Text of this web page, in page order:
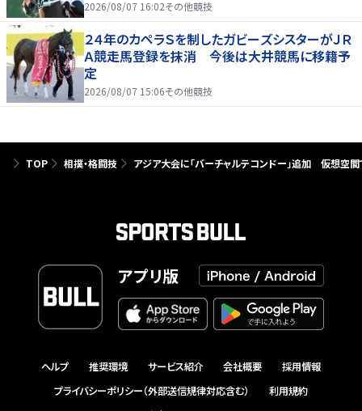
2026/08/07 16:02その他競技
２４年のカペラＳを制したガビーズシスターがＪＲ
Ａ競走馬登録を抹消 今後は大井競馬に移籍予
定
2026/08/07 15:06その他競技
TOP 相撲・格闘技 アジア大会に「バーチャルテコンドー」追加 仮想空
アプリ版
ヘルプ 推奨環境 サービス紹介 会社概要
採用情報
プライバシーポリシー（外部送信規律対応含む）
利用規約